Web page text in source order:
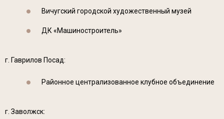
Вичугский городской художественный музей
ДК «Машиностроитель»
г. Гаврилов Посад:
Районное централизованное клубное объединение
г. Заволжск: